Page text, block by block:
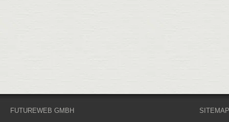
FUTUREWEB GMBH SITEMAP